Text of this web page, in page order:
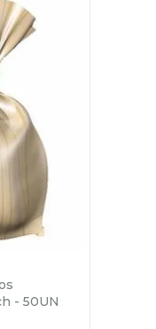
- 50UN